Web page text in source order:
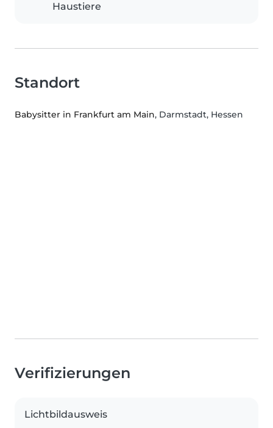
Haustiere
Standort
Babysitter in Frankfurt am Main, Darmstadt, Hessen
Verifizierungen
Lichtbildausweis